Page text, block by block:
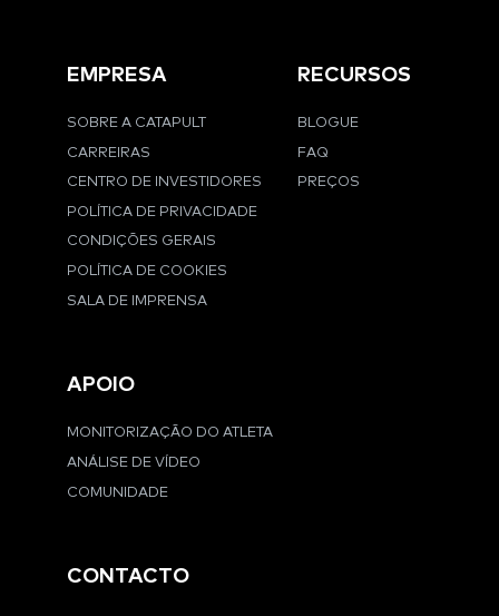
EMPRESA
SOBRE A CATAPULT
CARREIRAS
CENTRO DE INVESTIDORES
POLÍTICA DE PRIVACIDADE
CONDIÇÕES GERAIS
POLÍTICA DE COOKIES
SALA DE IMPRENSA
RECURSOS
BLOGUE
FAQ
PREÇOS
APOIO
MONITORIZAÇÃO DO ATLETA
ANÁLISE DE VÍDEO
COMUNIDADE
CONTACTO